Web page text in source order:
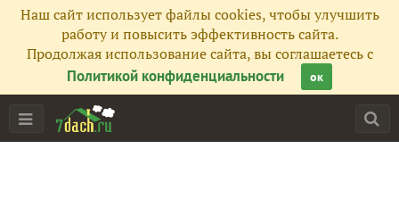
Наш сайт использует файлы cookies, чтобы улучшить
работу и повысить эффективность сайта.
Продолжая использование сайта, вы соглашаетесь с
Политикой конфиденциальности
ок